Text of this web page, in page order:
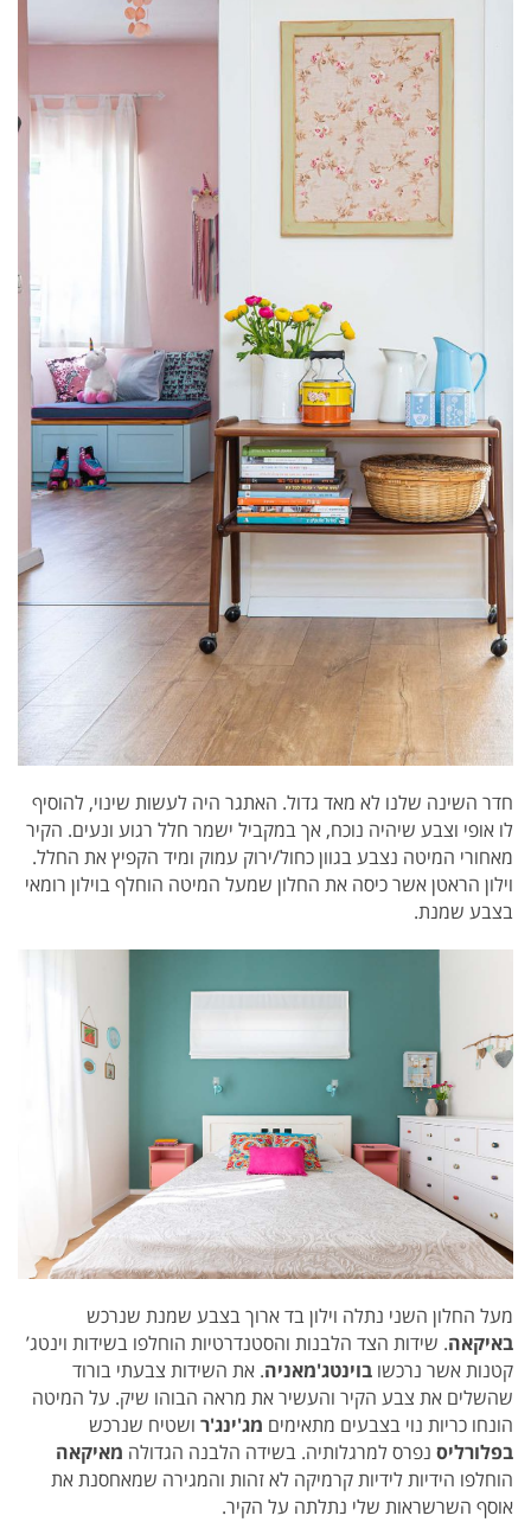
חדר השינה שלנו לא מאד גדול. האתגר היה לעשות שינוי, להוסיף
לו אופי וצבע שיהיה נוכח, אך במקביל ישמר חלל רגוע ונעים. הקיר
מאחורי המיטה נצבע בגוון כחול/ירוק עמוק ומיד הקפיץ את החלל.
וילון הראטן אשר כיסה את החלון שמעל המיטה הוחלף בוילון רומאי
בצבע שמנת.
מעל החלון השני נתלה וילון בד ארוך בצבע שמנת שנרכש
באיקאה. שידות הצד הלבנות והסטנדרטיות הוחלפו בשידות וינטג’
קטנות אשר נרכשו בוינטג'מאניה. את השידות צבעתי בורוד
שהשלים את צבע הקיר והעשיר את מראה הבוהו שיק. על המיטה
הונחו כריות נוי בצבעים מתאימים מג'ינג'ר ושטיח שנרכש
בפלורליס נפרס למרגלותיה. בשידה הלבנה הגדולה מאיקאה
הוחלפו הידיות לידיות קרמיקה לא זהות והמגירה שמאחסנת את
אוסף השרשראות שלי נתלתה על הקיר.